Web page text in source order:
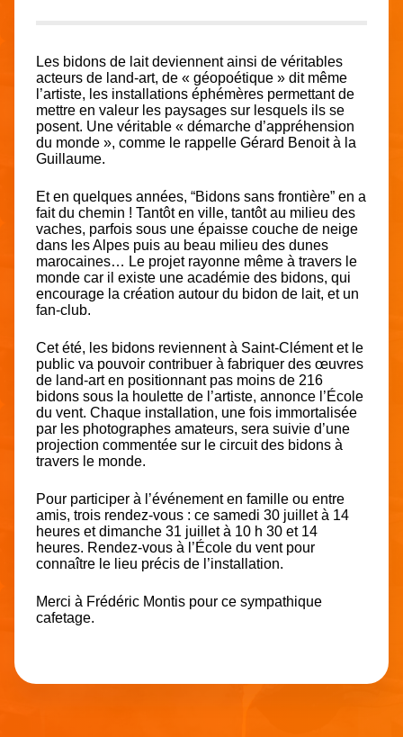
Les bidons de lait deviennent ainsi de véritables
acteurs de land-art, de « géopoétique » dit même
l’artiste, les installations éphémères permettant de
mettre en valeur les paysages sur lesquels ils se
posent. Une véritable « démarche d’appréhension
du monde », comme le rappelle Gérard Benoit à la
Guillaume.
Et en quelques années, “Bidons sans frontière” en a
fait du chemin ! Tantôt en ville, tantôt au milieu des
vaches, parfois sous une épaisse couche de neige
dans les Alpes puis au beau milieu des dunes
marocaines… Le projet rayonne même à travers le
monde car il existe une académie des bidons, qui
encourage la création autour du bidon de lait, et un
fan-club.
Cet été, les bidons reviennent à Saint-Clément et le
public va pouvoir contribuer à fabriquer des œuvres
de land-art en positionnant pas moins de 216
bidons sous la houlette de l’artiste, annonce l’École
du vent. Chaque installation, une fois immortalisée
par les photographes amateurs, sera suivie d’une
projection commentée sur le circuit des bidons à
travers le monde.
Pour participer à l’événement en famille ou entre
amis, trois rendez-vous : ce samedi 30 juillet à 14
heures et dimanche 31 juillet à 10 h 30 et 14
heures. Rendez-vous à l’École du vent pour
connaître le lieu précis de l’installation.
Merci à Frédéric Montis pour ce sympathique
cafetage.